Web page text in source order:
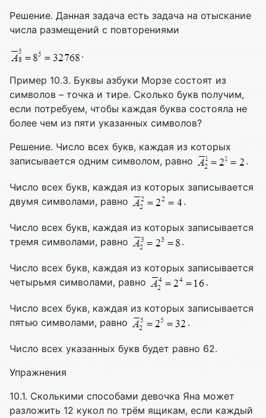
Решение. Данная задача есть задача на отыскание
числа размещений с повторениями
.
Пример 10.3. Буквы азбуки Морзе состоят из
символов – точка и тире. Сколько букв получим,
если потребуем, чтобы каждая буква состояла не
более чем из пяти указанных символов?
Решение. Число всех букв, каждая из которых
записывается одним символом, равно
.
Число всех букв, каждая из которых записывается
двумя символами, равно
.
Число всех букв, каждая из которых записывается
тремя символами, равно
.
Число всех букв, каждая из которых записывается
четырьмя символами, равно
.
Число всех букв, каждая из которых записывается
пятью символами, равно
.
Число всех указанных букв будет равно 62.
Упражнения
10.1. Сколькими способами девочка Яна может
разложить 12 кукол по трём ящикам, если каждый